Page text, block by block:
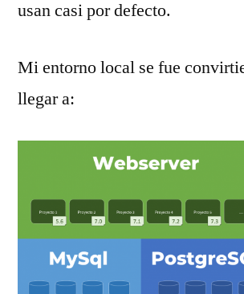
usan casi por defecto.
Mi entorno local se fue
llegar a: